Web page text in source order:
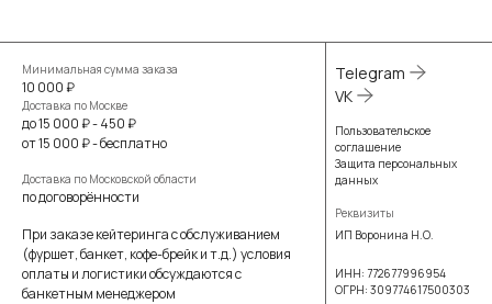
Минимальная сумма заказа
10 000 ₽
Доставка по Москве
до 15 000 ₽ - 450 ₽
от 15 000 ₽ - бесплатно
Доставка по Московской области
по договорённости
При заказе кейтеринга с обслуживанием
(фуршет, банкет, кофе-брейк и т.д.) условия
оплаты и логистики обсуждаются с
банкетным менеджером
Telegram
VK
Пользовательское
соглашение
Защита персональных
данных
Реквизиты
ИП Воронина Н.О.
ИНН: 772677996954
ОГРН: 309774617500303